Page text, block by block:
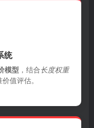
统
模型 ，结合长度权重
值评估。